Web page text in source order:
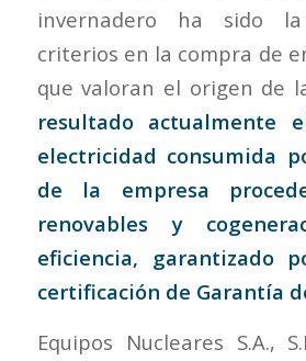
invernadero ha sido
criterios en la compra de
que valoran el origen de
resultado actualmente
electricidad consumida
de la empresa
renovables y
eficiencia, garantizado
certificación de Garantía
Equipos Nucleares S.A.,